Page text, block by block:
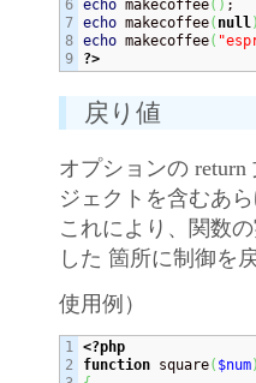
6
7
8
echo makecoffee( )
echo makecoffee( null )
echo makecoffee(
?>
戻り値
オプションの
ジェクトを含むあ
これにより、関数
した 箇所に制御を
使用例）
1
2
<?php
function square( $num)